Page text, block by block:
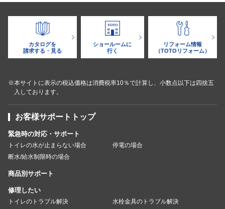
カタログを
請求する・見る
ショールームに
行く
リフォーム情報
（TOTOリフォーム）
※本サイトに表示の税込価格は消費税率10％で計算し、小数点以下は四捨五
入しております。
お客様サポートトップ
緊急時の対応・サポート
トイレの水が止まらない場合
停電の場合
断水/給水制限時の場合
商品別サポート
修理したい
トイレのトラブル解決
水栓金具のトラブル解決